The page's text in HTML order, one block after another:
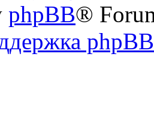
phpBB®
phpBB